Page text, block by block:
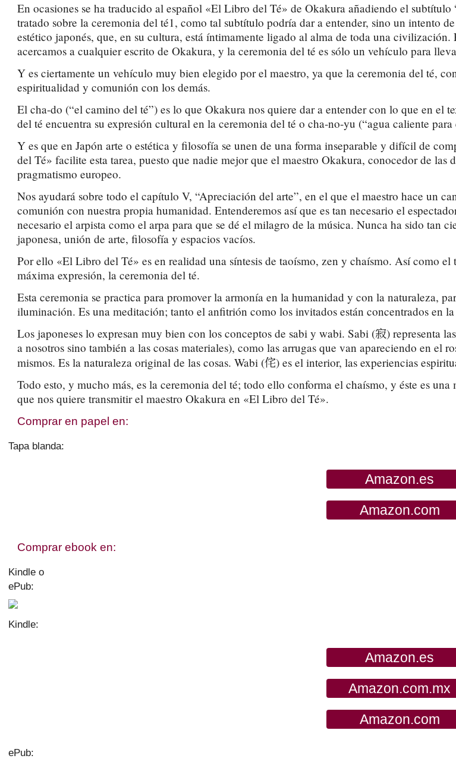
En ocasiones se ha traducido al español «El Libro del Té» de Okakura añadiendo el
tratado sobre la ceremonia del té1, como tal subtítulo podría dar a entender, sino un intento
estético japonés, que, en su cultura, está íntimamente ligado al alma de toda una
acercamos a cualquier escrito de Okakura, y la ceremonia del té es sólo un vehículo para
Y es ciertamente un vehículo muy bien elegido por el maestro, ya que la ceremonia del té,
espiritualidad y comunión con los demás.
El cha-do (“el camino del té”) es lo que Okakura nos quiere dar a entender con lo que en el
del té encuentra su expresión cultural en la ceremonia del té o cha-no-yu (“agua caliente para
Y es que en Japón arte o estética y filosofía se unen de una forma inseparable y difícil de
del Té» facilite esta tarea, puesto que nadie mejor que el maestro Okakura, conocedor de las
pragmatismo europeo.
Nos ayudará sobre todo el capítulo V, “Apreciación del arte”, en el que el maestro hace un
comunión con nuestra propia humanidad. Entenderemos así que es tan necesario el
necesario el arpista como el arpa para que se dé el milagro de la música. Nunca ha sido tan
japonesa, unión de arte, filosofía y espacios vacíos.
Por ello «El Libro del Té» es en realidad una síntesis de taoísmo, zen y chaísmo. Así como
máxima expresión, la ceremonia del té.
Esta ceremonia se practica para promover la armonía en la humanidad y con la naturaleza,
iluminación. Es una meditación; tanto el anfitrión como los invitados están concentrados en
Los japoneses lo expresan muy bien con los conceptos de sabi y wabi. Sabi (寂) representa
a nosotros sino también a las cosas materiales), como las arrugas que van apareciendo en el
mismos. Es la naturaleza original de las cosas. Wabi (侘) es el interior, las experiencias
Todo esto, y mucho más, es la ceremonia del té; todo ello conforma el chaísmo, y éste es
que nos quiere transmitir el maestro Okakura en «El Libro del Té».
Comprar en papel en:
Tapa blanda:
Amazon.es
Amazon.com
Comprar ebook en:
Kindle o
ePub:
Kindle:
Amazon.es
Amazon.com.mx
Amazon.com
ePub: